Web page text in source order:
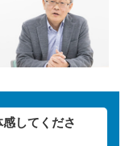
してくださ